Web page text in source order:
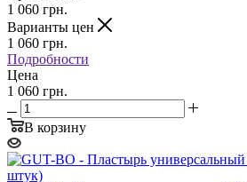
1 060 грн.
Варианты цен
1 060 грн.
Подробности
Цена
1 060 грн.
В корзину